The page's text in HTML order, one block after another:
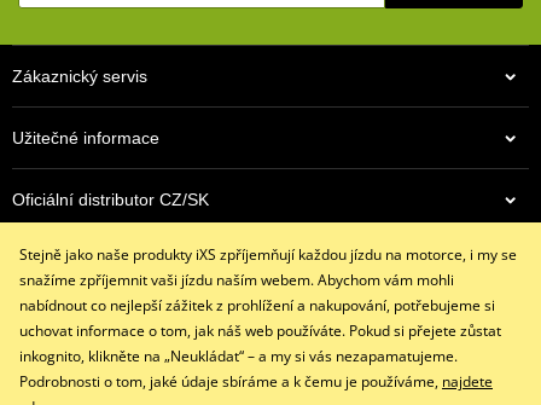
Vnější materiál: 98% bavlna, 2% elastan
Podšívka: 100% polyester
40% polyester
Podšívka ze síťoviny od pasu ke kolenům
Výškově nastavitelné vyjímatelné CE certifikované chrániče
Džíny jsou z výroby opatřeny prémiovou impregnací
Huntsman® , která vydrží až 15 vyprání
PDF iXS SIZE
PDF iXS SIZE
PDF
Zákaznický servis
Užitečné informace
Oficiální distributor CZ/SK
Kontaktujte nás
info@ixs-motopoint.cz
Po - Pá (8:00 - 16:30)
Stejně jako naše produkty iXS zpříjemňují každou jízdu na motorce, i my se
snažíme zpříjemnit vaši jízdu naším webem. Abychom vám mohli
nabídnout co nejlepší zážitek z prohlížení a nakupování, potřebujeme si
uchovat informace o tom, jak náš web používáte. Pokud si přejete zůstat
inkognito, klikněte na „Neukládat“ – a my si vás nezapamatujeme.
Podrobnosti o tom, jaké údaje sbíráme a k čemu je používáme, najdete